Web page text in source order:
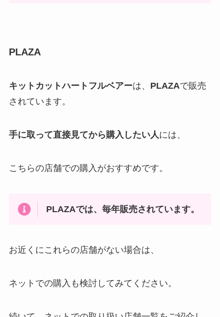
PLAZA
キットカットハートフルベアーは、 PLAZAで販売
されています。
手に取って直接見てから購入したい人には、
こちらの店舗での購入がおすすめです。
PLAZAでは、毎年販売されています。
お近くにこれらの店舗がない場合は、
ネットでの購入も検討してみてください。